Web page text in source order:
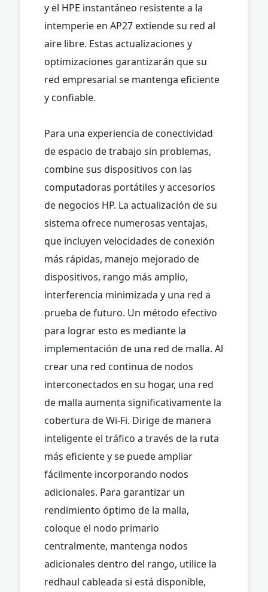
y el HPE instantáneo resistente a la
intemperie en AP27 extiende su red al
aire libre. Estas actualizaciones y
optimizaciones garantizarán que su
red empresarial se mantenga eficiente
y confiable.
Para una experiencia de conectividad
de espacio de trabajo sin problemas,
combine sus dispositivos con las
computadoras portátiles y accesorios
de negocios HP. La actualización de su
sistema ofrece numerosas ventajas,
que incluyen velocidades de conexión
más rápidas, manejo mejorado de
dispositivos, rango más amplio,
interferencia minimizada y una red a
prueba de futuro. Un método efectivo
para lograr esto es mediante la
implementación de una red de malla. Al
crear una red continua de nodos
interconectados en su hogar, una red
de malla aumenta significativamente la
cobertura de Wi-Fi. Dirige de manera
inteligente el tráfico a través de la ruta
más eficiente y se puede ampliar
fácilmente incorporando nodos
adicionales. Para garantizar un
rendimiento óptimo de la malla,
coloque el nodo primario
centralmente, mantenga nodos
adicionales dentro del rango, utilice la
redhaul cableada si está disponible,